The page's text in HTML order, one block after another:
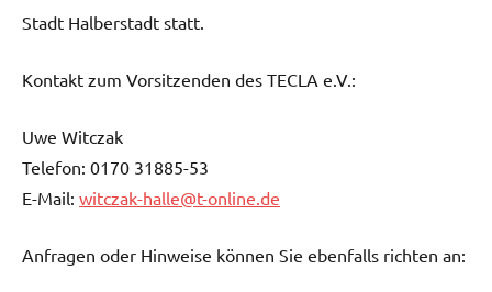
Stadt Halberstadt statt.
Kontakt zum Vorsitzenden des TECLA e.V.:
Uwe Witczak
Telefon: 0170 31885-53
E-Mail: witczak-halle@t-online.de
Anfragen oder Hinweise können Sie ebenfalls richten an: